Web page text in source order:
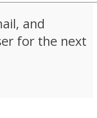
and
for the next